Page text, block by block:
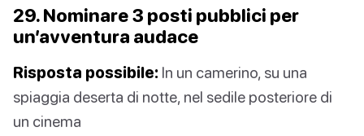
29. Nominare 3 posti pubblici per
un’avventura audace
Risposta possibile: In un camerino, su una
spiaggia deserta di notte, nel sedile posteriore di
un cinema